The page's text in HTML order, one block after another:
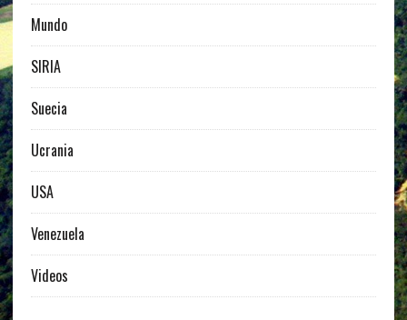
Mundo
SIRIA
Suecia
Ucrania
USA
Venezuela
Videos